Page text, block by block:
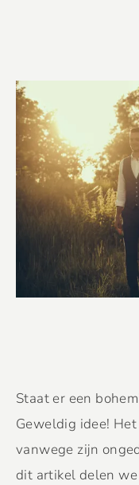
Staat er een
Geweldig idee!
vanwege zijn
dit artikel delen